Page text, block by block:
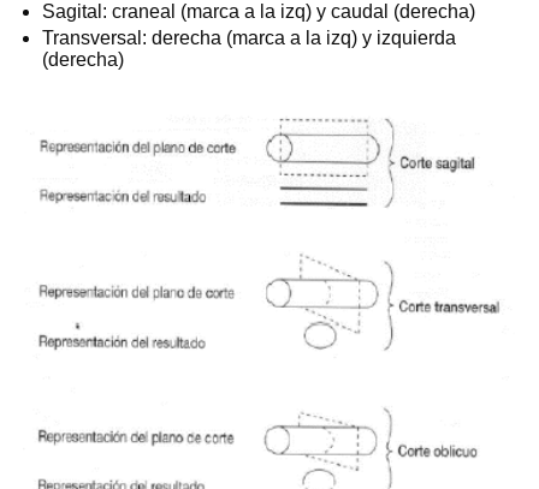
Sagital: craneal (marca a la izq) y caudal (derecha)
Transversal: derecha (marca a la izq) y izquierda
(derecha)